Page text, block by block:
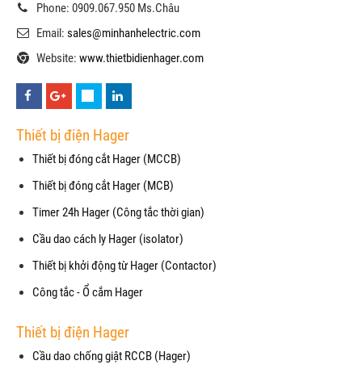
Phone: 0909.067.950 Ms.Châu
Email: sales@minhanhelectric.com
Website: www.thietbidienhager.com
Thiết bị điện Hager
Thiết bị đóng cắt Hager (MCCB)
Thiết bị đóng cắt Hager (MCB)
Timer 24h Hager (Công tắc thời gian)
Cầu dao cách ly Hager (isolator)
Thiết bị khởi động từ Hager (Contactor)
Công tắc - Ổ cắm Hager
Thiết bị điện Hager
Cầu dao chống giật RCCB (Hager)